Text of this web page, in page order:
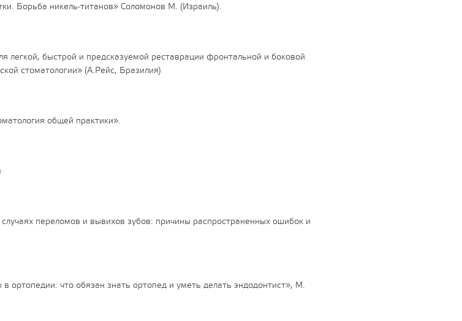
Борьба никель-титанов» Соломонов М. (Израиль).
легкой, быстрой и предсказуемой реставрации фронтальной и боковой
стоматологии» (А.Рейс, Бразилия)
общей практики».
переломов и вывихов зубов: причины распространенных ошибок и
ортопедии: что обязан знать ортопед и уметь делать эндодонтист», М.